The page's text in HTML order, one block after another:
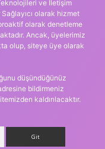
ve İletişim
olarak hizmet
olarak denetleme
Ancak, üyelerimiz
olup, siteye üye olarak
düşündüğünüz
bildirmeniz
kaldırılacaktır.